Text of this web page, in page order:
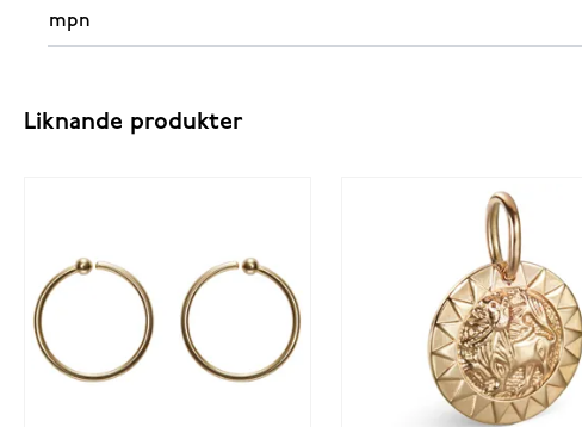
mpn
Liknande produkter